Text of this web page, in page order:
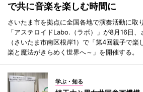
で共に音楽を楽しむ時間に
さいたま市を拠点に全国各地で演奏活動に取
「アステロイドLabo.（ラボ）」が8月16日
（さいたま市南区根岸1）で「第4回親子で
楽と魔法がきらめく世界へ～」を開催する。
学ぶ・知る